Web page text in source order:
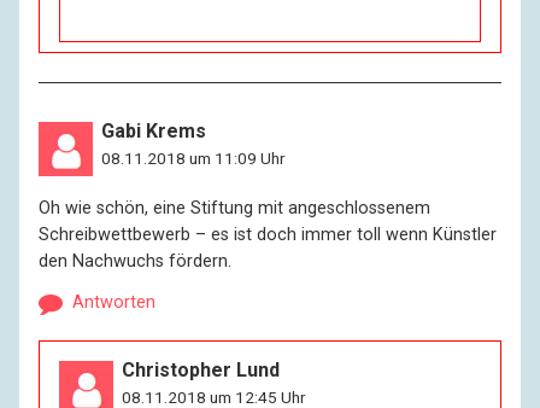
Gabi Krems
08.11.2018 um 11:09 Uhr
Oh wie schön, eine Stiftung mit angeschlossenem
Schreibwettbewerb – es ist doch immer toll wenn Künstler
den Nachwuchs fördern.
Antworten
Christopher Lund
08.11.2018 um 12:45 Uhr